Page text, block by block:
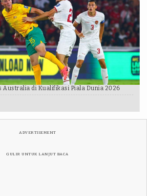
Australia di Kualifikasi Piala Dunia 2026
ADVERTISEMENT
GULIR UNTUK LANJUT BACA